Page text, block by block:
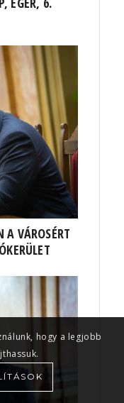
A VÁROSÉRT
hogy a legjobb